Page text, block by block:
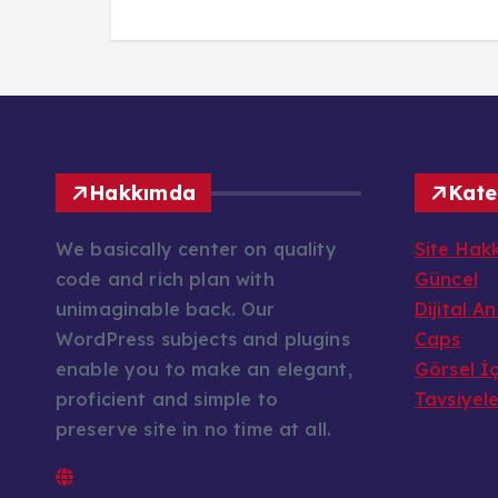
Hakkımda
We basically center on quality
code and rich plan with
unimaginable back. Our
WordPress subjects and plugins
enable you to make an elegant,
proficient and simple to
preserve site in no time at all.
Site
Güncel
Dijital
Caps
Görsel